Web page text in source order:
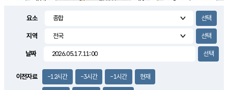
1.4m/s
26.7
2.1 m/s
요소
지역
날짜
이전자료 -12시간 -3시간 -1시간 현재